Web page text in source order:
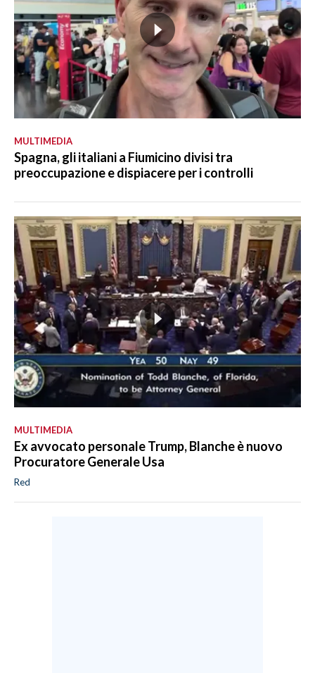
MULTIMEDIA
Spagna, gli italiani a Fiumicino divisi tra
preoccupazione e dispiacere per i controlli
MULTIMEDIA
Ex avvocato personale Trump, Blanche è nuovo
Procuratore Generale Usa
Red